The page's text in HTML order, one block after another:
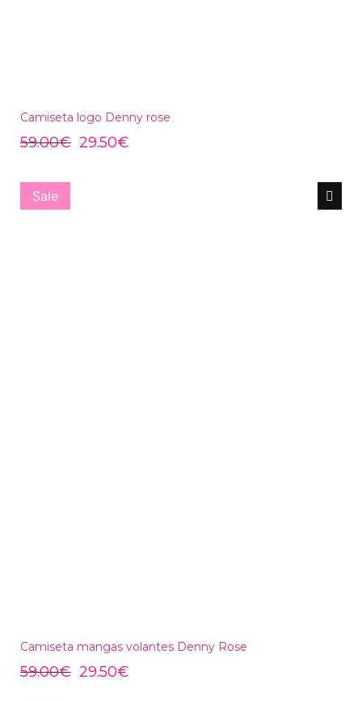
Camiseta logo Denny rose
59.00€ 29.50€
Sale
Camiseta mangas volantes Denny Rose
59.00€ 29.50€